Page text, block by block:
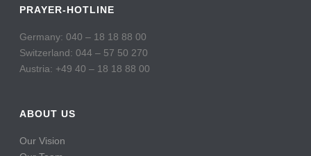
PRAYER-HOTLINE
Germany: 040 – 18 18 88 00
Switzerland: 044 – 57 50 270
Austria: +49 40 – 18 18 88 00
ABOUT US
Our Vision